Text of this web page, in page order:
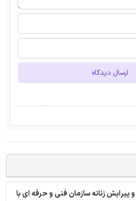
ارسال دیدگاه
پیرایش زنانه سازمان فنی و حرفه ای با